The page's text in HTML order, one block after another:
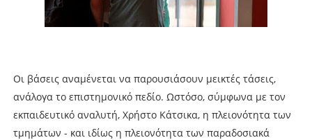
Οι βάσεις αναμένεται να παρουσιάσουν μεικτές τάσεις,
ανάλογα το επιστημονικό πεδίο. Ωστόσο, σύμφωνα με τον
εκπαιδευτικό αναλυτή, Χρήστο Κάτσικα, η πλειονότητα των
τμημάτων - και ιδίως η πλειονότητα των παραδοσιακά